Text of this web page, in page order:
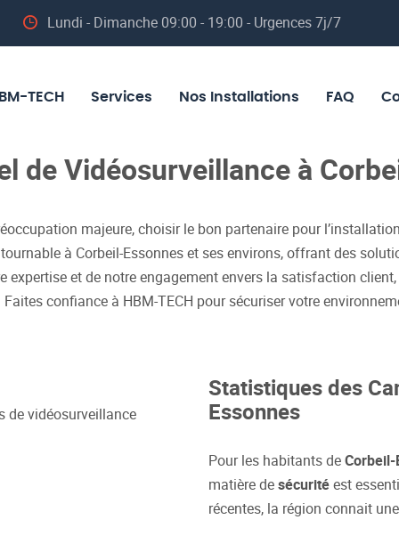
Lundi - Dimanche 09:00 - 19:00 - Urgences 7j/7
TECH Services Nos Installations FAQ
de Vidéosurveillance à
majeure, choisir le bon partenaire pour
à Corbeil-Essonnes et ses environs, offrant des
expertise et de notre engagement envers la satisfaction
confiance à HBM-TECH pour sécuriser votre
Statistiques des
Essonnes
Pour les habitants deCorbeil-
matière desécuritéest
récentes, la région connait